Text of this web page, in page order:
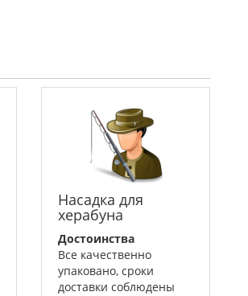
Насадка для
херабуна
Достоинства
Все качественно
упаковано, сроки
доставки соблюдены